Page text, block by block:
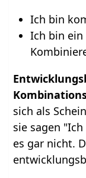
Ich bin
Ich bin ein
sich als
sie sagen
es gar nicht.